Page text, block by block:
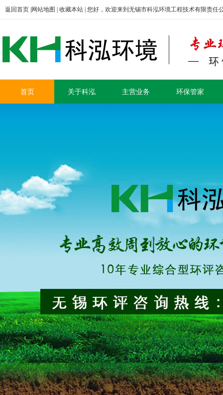
返回首页 网站地图 收藏本站 | 您好，欢迎来到无锡市科泓环境工程技术有限责任
首页 关于科泓 主营业务 环保管家